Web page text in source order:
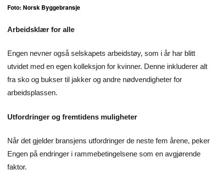
Foto: Norsk Byggebransje
Arbeidsklær for alle
Engen nevner også selskapets arbeidstøy, som i år har blitt
utvidet med en egen kolleksjon for kvinner. Denne inkluderer alt
fra sko og bukser til jakker og andre nødvendigheter for
arbeidsplassen.
Utfordringer og fremtidens muligheter
Når det gjelder bransjens utfordringer de neste fem årene, peker
Engen på endringer i rammebetingelsene som en avgjørende
faktor.